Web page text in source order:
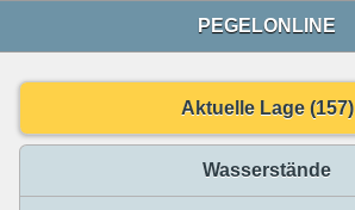
PEGELONLINE
Aktuelle Lage (157)
Wasserstände